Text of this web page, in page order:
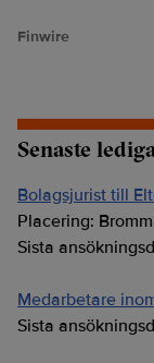
Finwire
Senaste
Bolagsjurist till
Placering:
Sista
Medarbetare
Sista